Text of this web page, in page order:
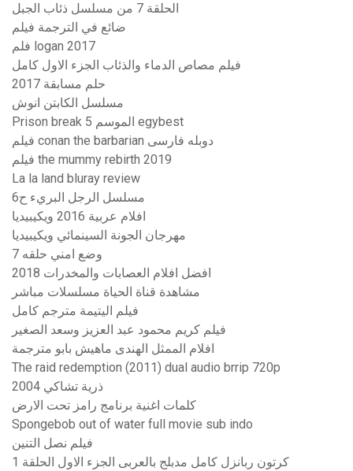
الحلقة 7 من مسلسل ذئاب الجبل
ضائع في الترجمة فيلم
فلم logan 2017
فيلم مصاص الدماء والذئاب الجزء الاول كامل
حلم مسابقة 2017
مسلسل الكابتن انوش
Prison break الموسم 5 egybest
فیلم conan the barbarian دوبله فارسی
فيلم the mummy rebirth 2019
La la land bluray review
مسلسل الرجل البريء ح6
افلام عربية 2016 ويكيبيديا
مهرجان الجونة السينمائي ويكيبيديا
وضع امني حلقه 7
افضل افلام العصابات والمخدرات 2018
مشاهدة قناة الحياة مسلسلات مباشر
فيلم اليتيمة مترجم كامل
فيلم كريم محمود عبد العزيز وسعد الصغير
افلام الممثل الهندى ماهيش بابو مترجمة
The raid redemption (2011) dual audio brrip 720p
ذرية تشاكي 2004
كلمات اغنية برنامج رامز تحت الارض
Spongebob out of water full movie sub indo
فيلم نصل التنين
كرتون ربانزل كامل مدبلج بالعربى الجزء الاول الحلقة 1